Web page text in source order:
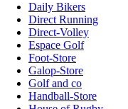
Daily Bikers
Direct Running
Direct-Volley
Espace Golf
Foot-Store
Galop-Store
Golf and co
Handball-Store